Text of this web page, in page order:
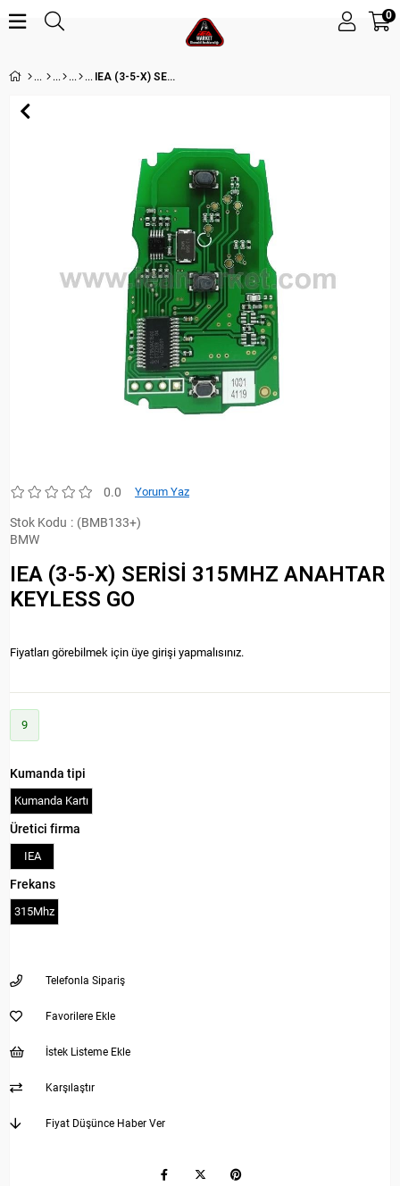
0
IEA (3-5-X) SERİSİ 315MHZ ANAHTAR KEYLESS GO
0.0 Yorum Yaz
Stok Kodu
(BMB133+)
BMW
IEA (3-5-X) SERİSİ 315MHZ ANAHTAR
KEYLESS GO
Fiyatları görebilmek için üye girişi yapmalısınız.
9
Kumanda tipi
Kumanda Kartı
Üretici firma
IEA
Frekans
315Mhz
Telefonla Sipariş
Favorilere Ekle
İstek Listeme Ekle
Karşılaştır
Fiyat Düşünce Haber Ver